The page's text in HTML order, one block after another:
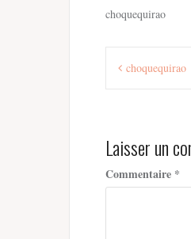
choquequirao
Navigation
choquequirao
Laisser un
Commentaire *